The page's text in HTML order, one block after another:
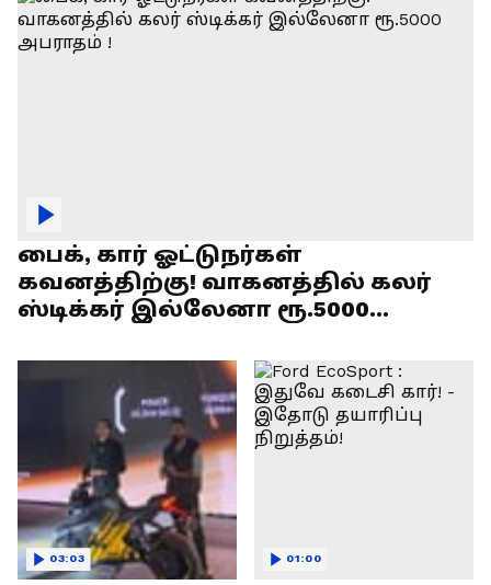
பைக், கார் ஓட்டுநர்கள்
கவனத்திற்கு! வாகனத்தில் கலர்
ஸ்டிக்கர் இல்லேனா ரூ.5000
03:03 01:00